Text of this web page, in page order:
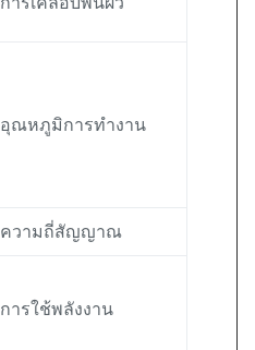
อุณหภูมิการทำงาน
ความถี่สัญญาณ
การใช้พลังงาน